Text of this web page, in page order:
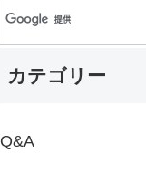
カテゴリー
Q&A